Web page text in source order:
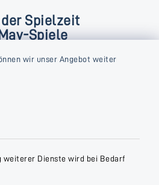
wir unser Angebot weiter
weiterer Dienste wird bei Bedarf
Spielzeit
Spiele
Freitag